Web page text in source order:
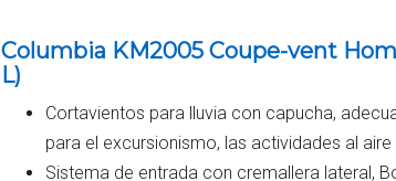
Columbia KM2005 Coupe-vent
L)
Cortavientos para lluvia con capucha,
para el excursionismo, las actividades al
Sistema de entrada con cremallera lateral,